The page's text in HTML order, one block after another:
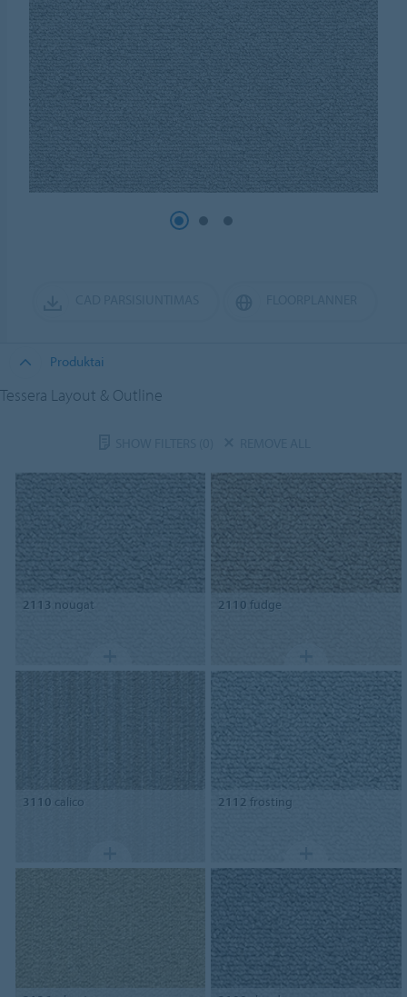
Produktai
Tessera Layout & Outline
2113 nougat 2110 fudge
3110 calico 2112 frosting